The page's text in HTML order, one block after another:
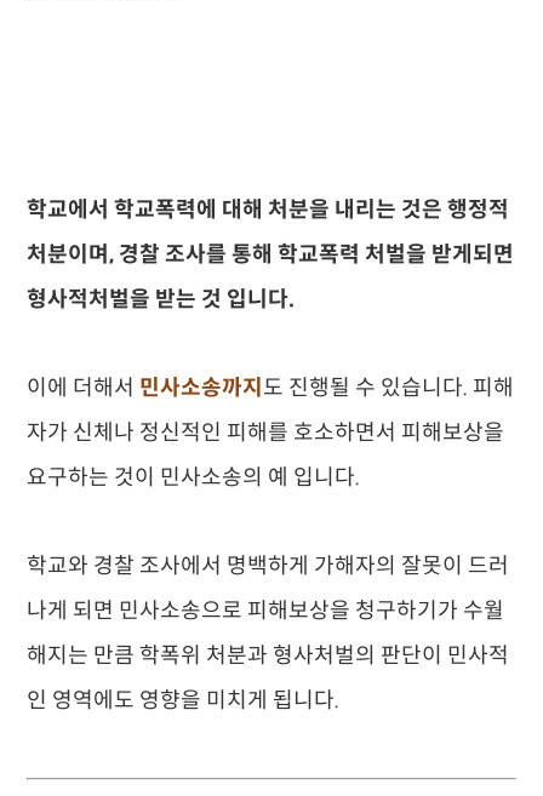
학교에서 학교폭력에 대해 처분을 내리는 것은 행정적
처분이며, 경찰 조사를 통해 학교폭력 처벌을 받게되면
형사적처벌을 받는 것 입니다.
이에 더해서 민사소송까지 도 진행될 수 있습니다. 피해
자가 신체나 정신적인 피해를 호소하면서 피해보상을
요구하는 것이 민사소송의 예 입니다.
학교와 경찰 조사에서 명백하게 가해자의 잘못이 드러
나게 되면 민사소송으로 피해보상을 청구하기가 수월
해지는 만큼 학폭위 처분과 형사처벌의 판단이 민사적
인 영역에도 영향을 미치게 됩니다.